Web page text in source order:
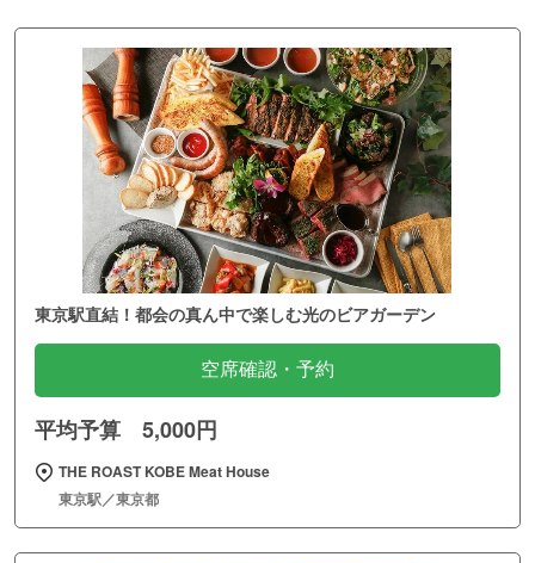
東京駅直結！都会の真ん中で楽しむ光のビアガーデン
空席確認・予約
平均予算 5,000円
THE ROAST KOBE Meat House
東京駅／東京都